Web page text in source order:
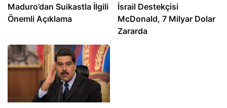
​​​​​​​Maduro’dan Suikastla İlgili
Önemli Açıklama
İsrail Destekçisi
McDonald, 7 Milyar Dolar
Zararda